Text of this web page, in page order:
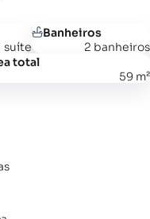
suíte
Banheiros
2 banheiros
total
59 m²